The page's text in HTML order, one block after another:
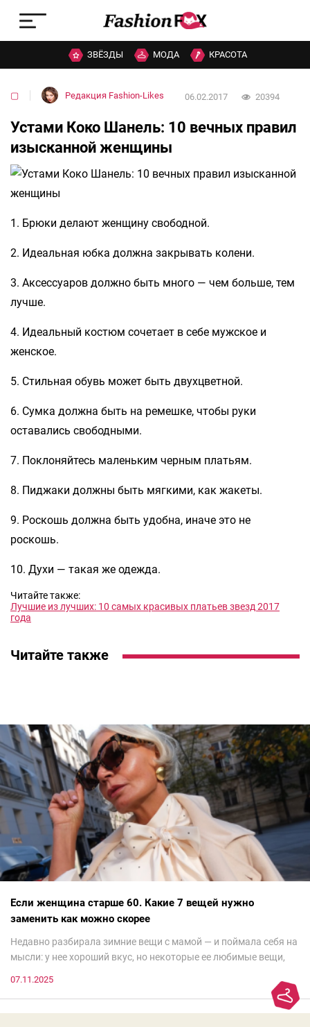
ЗВЁЗДЫ МОДА КРАСОТА
▢ Редакция Fashion-Likes 06.02.2017 20394
Устами Коко Шанель: 10 вечных правил
изысканной женщины
1. Брюки делают женщину свободной.
2. Идеальная юбка должна закрывать колени.
3. Аксессуаров должно быть много — чем больше, тем
лучше.
4. Идеальный костюм сочетает в себе мужское и
женское.
5. Стильная обувь может быть двухцветной.
6. Сумка должна быть на ремешке, чтобы руки
оставались свободными.
7. Поклоняйтесь маленьким черным платьям.
8. Пиджаки должны быть мягкими, как жакеты.
9. Роскошь должна быть удобна, иначе это не
роскошь.
10. Духи — такая же одежда.
Читайте также:
Лучшие из лучших: 10 самых красивых платьев звезд 2017
года
Читайте также
Если женщина старше 60. Какие 7 вещей нужно
заменить как можно скорее
Недавно разбирала зимние вещи с мамой — и поймала себя на
мысли: у нее хороший вкус, но некоторые ее любимые вещи,
моды. Вовсе нет.Проблема в том, что сама мода сделала шаг
07.11.2025